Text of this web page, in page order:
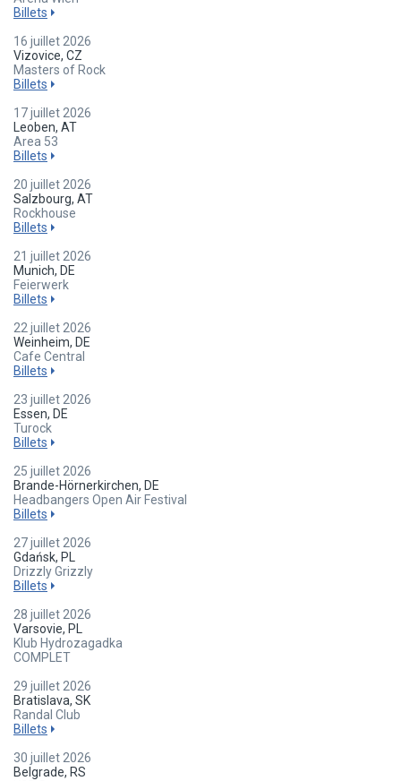
Billets
16 juillet 2026
Vizovice, CZ
Masters of Rock
Billets
17 juillet 2026
Leoben, AT
Area 53
Billets
20 juillet 2026
Salzbourg, AT
Rockhouse
Billets
21 juillet 2026
Munich, DE
Feierwerk
Billets
22 juillet 2026
Weinheim, DE
Cafe Central
Billets
23 juillet 2026
Essen, DE
Turock
Billets
25 juillet 2026
Brande-Hörnerkirchen, DE
Headbangers Open Air Festival
Billets
27 juillet 2026
Gdańsk, PL
Drizzly Grizzly
Billets
28 juillet 2026
Varsovie, PL
Klub Hydrozagadka
COMPLET
29 juillet 2026
Bratislava, SK
Randal Club
Billets
30 juillet 2026
Belgrade, RS